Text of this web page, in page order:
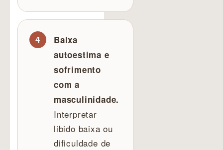
Baixa
autoestima e
sofrimento
com a
masculinidade.
Interpretar
libido baixa ou
dificuldade de